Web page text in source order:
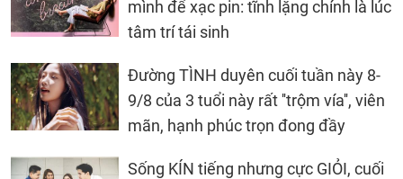
mình để xạc pin: tĩnh lặng chính là lúc
tâm trí tái sinh
Đường TÌNH duyên cuối tuần này 8-
9/8 của 3 tuổi này rất ''trộm vía'', viên
mãn, hạnh phúc trọn đong đầy
Sống KÍN tiếng nhưng cực GIỎI, cuối